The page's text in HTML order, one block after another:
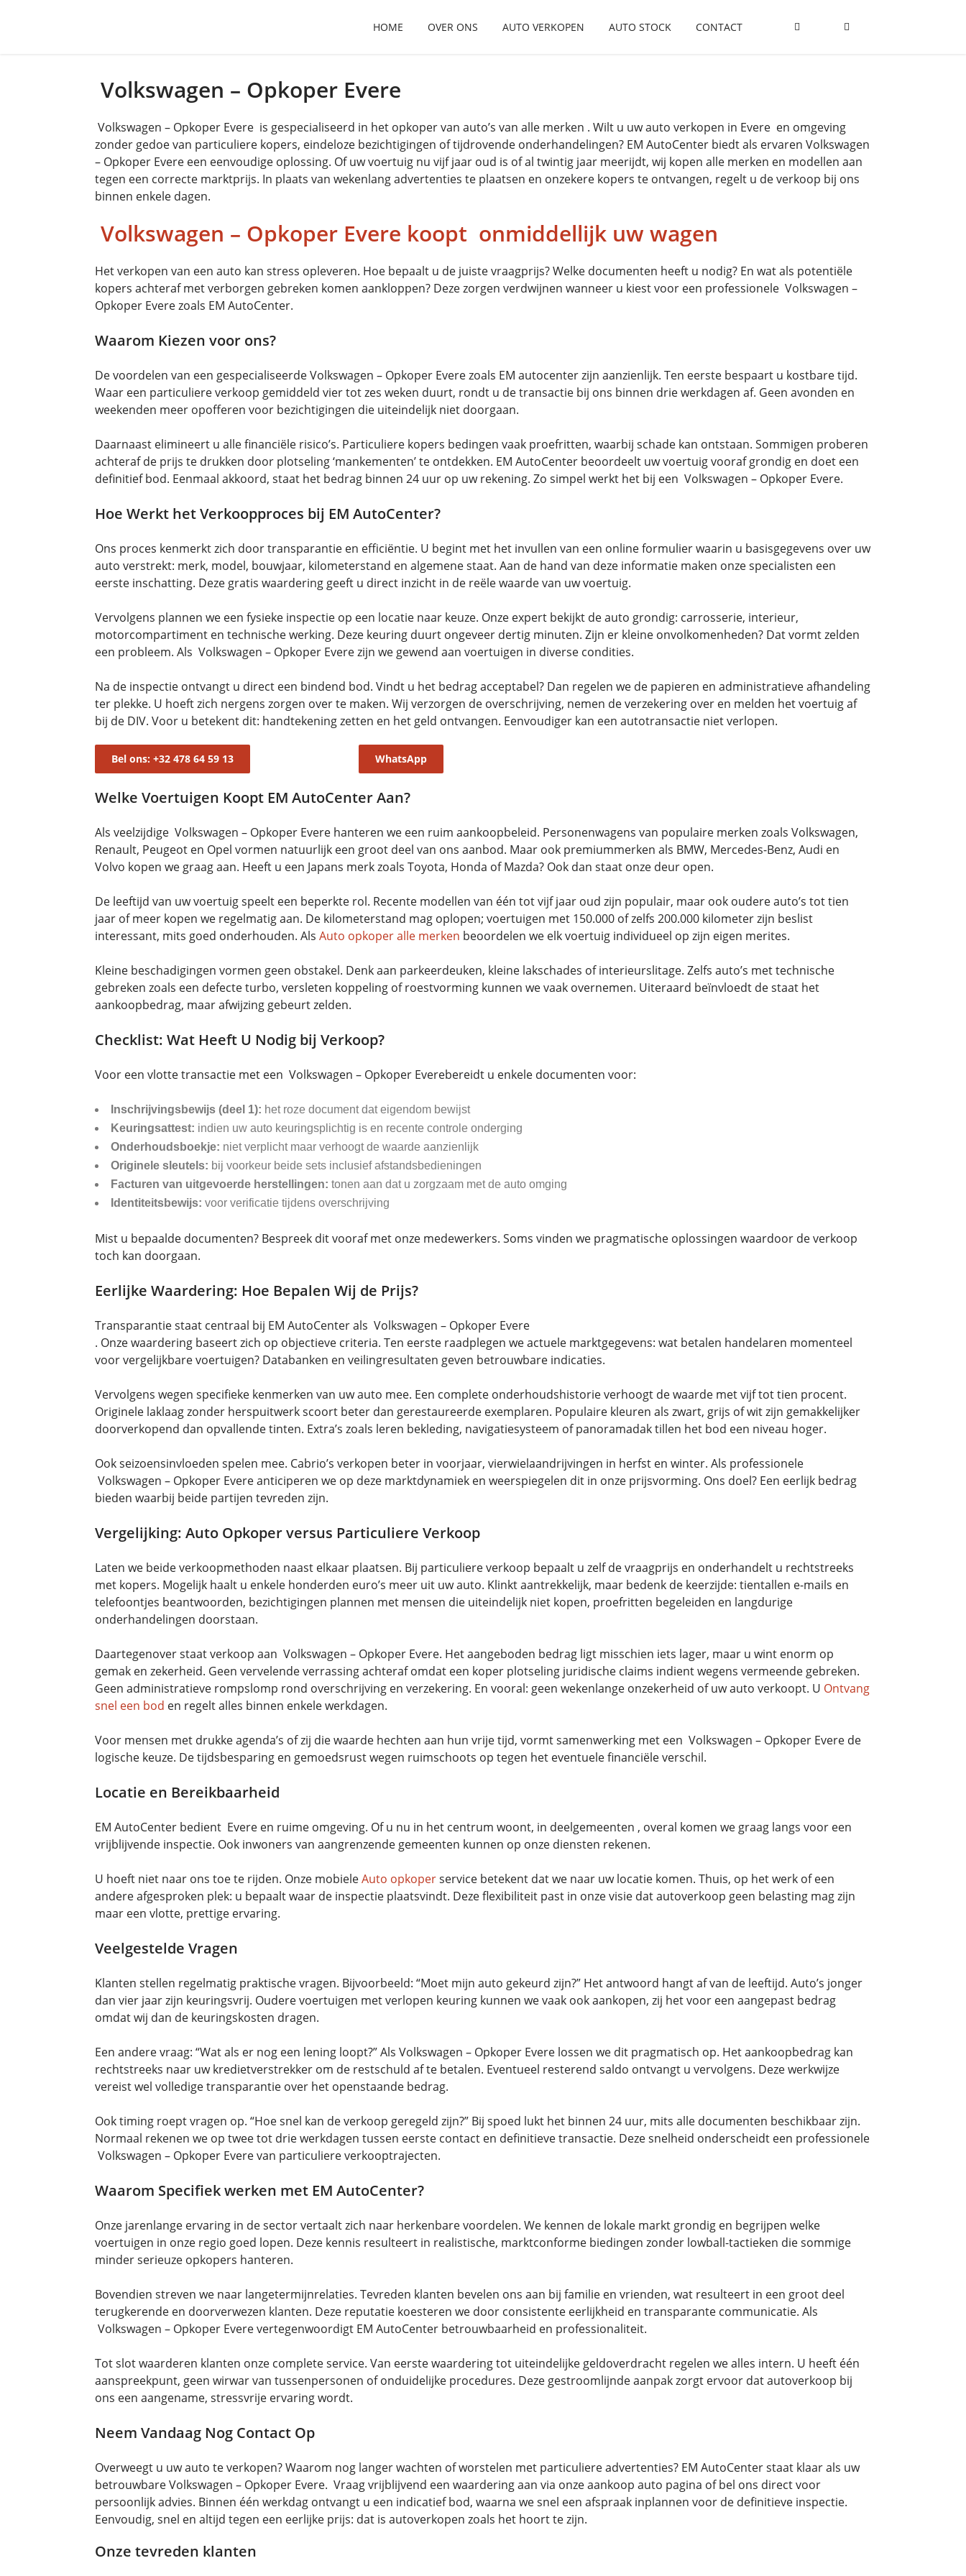
HOME OVER ONS AUTO VERKOPEN AUTO STOCK CONTACT
Volkswagen – Opkoper Evere
Volkswagen – Opkoper Evere is gespecialiseerd in het opkoper van auto’s van alle merken . Wilt u uw auto verkopen in Evere en omgeving
zonder gedoe van particuliere kopers, eindeloze bezichtigingen of tijdrovende onderhandelingen? EM AutoCenter biedt als ervaren Volkswagen
– Opkoper Evere een eenvoudige oplossing. Of uw voertuig nu vijf jaar oud is of al twintig jaar meerijdt, wij kopen alle merken en modellen aan
tegen een correcte marktprijs. In plaats van wekenlang advertenties te plaatsen en onzekere kopers te ontvangen, regelt u de verkoop bij ons
binnen enkele dagen.
Volkswagen – Opkoper Evere koopt onmiddellijk uw wagen
Het verkopen van een auto kan stress opleveren. Hoe bepaalt u de juiste vraagprijs? Welke documenten heeft u nodig? En wat als potentiële
kopers achteraf met verborgen gebreken komen aankloppen? Deze zorgen verdwijnen wanneer u kiest voor een professionele Volkswagen –
Opkoper Evere zoals EM AutoCenter.
Waarom Kiezen voor ons?
De voordelen van een gespecialiseerde Volkswagen – Opkoper Evere zoals EM autocenter zijn aanzienlijk. Ten eerste bespaart u kostbare tijd.
Waar een particuliere verkoop gemiddeld vier tot zes weken duurt, rondt u de transactie bij ons binnen drie werkdagen af. Geen avonden en
weekenden meer opofferen voor bezichtigingen die uiteindelijk niet doorgaan.
Daarnaast elimineert u alle financiële risico’s. Particuliere kopers bedingen vaak proefritten, waarbij schade kan ontstaan. Sommigen proberen
achteraf de prijs te drukken door plotseling ‘mankementen’ te ontdekken. EM AutoCenter beoordeelt uw voertuig vooraf grondig en doet een
definitief bod. Eenmaal akkoord, staat het bedrag binnen 24 uur op uw rekening. Zo simpel werkt het bij een Volkswagen – Opkoper Evere.
Hoe Werkt het Verkoopproces bij EM AutoCenter?
Ons proces kenmerkt zich door transparantie en efficiëntie. U begint met het invullen van een online formulier waarin u basisgegevens over uw
auto verstrekt: merk, model, bouwjaar, kilometerstand en algemene staat. Aan de hand van deze informatie maken onze specialisten een
eerste inschatting. Deze gratis waardering geeft u direct inzicht in de reële waarde van uw voertuig.
Vervolgens plannen we een fysieke inspectie op een locatie naar keuze. Onze expert bekijkt de auto grondig: carrosserie, interieur,
motorcompartiment en technische werking. Deze keuring duurt ongeveer dertig minuten. Zijn er kleine onvolkomenheden? Dat vormt zelden
een probleem. Als Volkswagen – Opkoper Evere zijn we gewend aan voertuigen in diverse condities.
Na de inspectie ontvangt u direct een bindend bod. Vindt u het bedrag acceptabel? Dan regelen we de papieren en administratieve afhandeling
ter plekke. U hoeft zich nergens zorgen over te maken. Wij verzorgen de overschrijving, nemen de verzekering over en melden het voertuig af
bij de DIV. Voor u betekent dit: handtekening zetten en het geld ontvangen. Eenvoudiger kan een autotransactie niet verlopen.
Bel ons: +32 478 64 59 13 WhatsApp
Welke Voertuigen Koopt EM AutoCenter Aan?
Als veelzijdige Volkswagen – Opkoper Evere hanteren we een ruim aankoopbeleid. Personenwagens van populaire merken zoals Volkswagen,
Renault, Peugeot en Opel vormen natuurlijk een groot deel van ons aanbod. Maar ook premiummerken als BMW, Mercedes-Benz, Audi en
Volvo kopen we graag aan. Heeft u een Japans merk zoals Toyota, Honda of Mazda? Ook dan staat onze deur open.
De leeftijd van uw voertuig speelt een beperkte rol. Recente modellen van één tot vijf jaar oud zijn populair, maar ook oudere auto’s tot tien
jaar of meer kopen we regelmatig aan. De kilometerstand mag oplopen; voertuigen met 150.000 of zelfs 200.000 kilometer zijn beslist
interessant, mits goed onderhouden. Als Auto opkoper alle merken beoordelen we elk voertuig individueel op zijn eigen merites.
Kleine beschadigingen vormen geen obstakel. Denk aan parkeerdeuken, kleine lakschades of interieurslitage. Zelfs auto’s met technische
gebreken zoals een defecte turbo, versleten koppeling of roestvorming kunnen we vaak overnemen. Uiteraard beïnvloedt de staat het
aankoopbedrag, maar afwijzing gebeurt zelden.
Checklist: Wat Heeft U Nodig bij Verkoop?
Voor een vlotte transactie met een Volkswagen – Opkoper Everebereidt u enkele documenten voor:
Inschrijvingsbewijs (deel 1): het roze document dat eigendom bewijst
Keuringsattest: indien uw auto keuringsplichtig is en recente controle onderging
Onderhoudsboekje: niet verplicht maar verhoogt de waarde aanzienlijk
Originele sleutels: bij voorkeur beide sets inclusief afstandsbedieningen
Facturen van uitgevoerde herstellingen: tonen aan dat u zorgzaam met de auto omging
Identiteitsbewijs: voor verificatie tijdens overschrijving
Mist u bepaalde documenten? Bespreek dit vooraf met onze medewerkers. Soms vinden we pragmatische oplossingen waardoor de verkoop
toch kan doorgaan.
Eerlijke Waardering: Hoe Bepalen Wij de Prijs?
Transparantie staat centraal bij EM AutoCenter als Volkswagen – Opkoper Evere
. Onze waardering baseert zich op objectieve criteria. Ten eerste raadplegen we actuele marktgegevens: wat betalen handelaren momenteel
voor vergelijkbare voertuigen? Databanken en veilingresultaten geven betrouwbare indicaties.
Vervolgens wegen specifieke kenmerken van uw auto mee. Een complete onderhoudshistorie verhoogt de waarde met vijf tot tien procent.
Originele laklaag zonder herspuitwerk scoort beter dan gerestaureerde exemplaren. Populaire kleuren als zwart, grijs of wit zijn gemakkelijker
doorverkopend dan opvallende tinten. Extra’s zoals leren bekleding, navigatiesysteem of panoramadak tillen het bod een niveau hoger.
Ook seizoensinvloeden spelen mee. Cabrio’s verkopen beter in voorjaar, vierwielaandrijvingen in herfst en winter. Als professionele
Volkswagen – Opkoper Evere anticiperen we op deze marktdynamiek en weerspiegelen dit in onze prijsvorming. Ons doel? Een eerlijk bedrag
bieden waarbij beide partijen tevreden zijn.
Vergelijking: Auto Opkoper versus Particuliere Verkoop
Laten we beide verkoopmethoden naast elkaar plaatsen. Bij particuliere verkoop bepaalt u zelf de vraagprijs en onderhandelt u rechtstreeks
met kopers. Mogelijk haalt u enkele honderden euro’s meer uit uw auto. Klinkt aantrekkelijk, maar bedenk de keerzijde: tientallen e-mails en
telefoontjes beantwoorden, bezichtigingen plannen met mensen die uiteindelijk niet kopen, proefritten begeleiden en langdurige
onderhandelingen doorstaan.
Daartegenover staat verkoop aan Volkswagen – Opkoper Evere. Het aangeboden bedrag ligt misschien iets lager, maar u wint enorm op
gemak en zekerheid. Geen vervelende verrassing achteraf omdat een koper plotseling juridische claims indient wegens vermeende gebreken.
Geen administratieve rompslomp rond overschrijving en verzekering. En vooral: geen wekenlange onzekerheid of uw auto verkoopt. U Ontvang
snel een bod en regelt alles binnen enkele werkdagen.
Voor mensen met drukke agenda’s of zij die waarde hechten aan hun vrije tijd, vormt samenwerking met een Volkswagen – Opkoper Evere de
logische keuze. De tijdsbesparing en gemoedsrust wegen ruimschoots op tegen het eventuele financiële verschil.
Locatie en Bereikbaarheid
EM AutoCenter bedient Evere en ruime omgeving. Of u nu in het centrum woont, in deelgemeenten , overal komen we graag langs voor een
vrijblijvende inspectie. Ook inwoners van aangrenzende gemeenten kunnen op onze diensten rekenen.
U hoeft niet naar ons toe te rijden. Onze mobieleAuto opkoperservice betekent dat we naar uw locatie komen. Thuis, op het werk of een
andere afgesproken plek: u bepaalt waar de inspectie plaatsvindt. Deze flexibiliteit past in onze visie dat autoverkoop geen belasting mag zijn
maar een vlotte, prettige ervaring.
Veelgestelde Vragen
Klanten stellen regelmatig praktische vragen. Bijvoorbeeld: “Moet mijn auto gekeurd zijn?” Het antwoord hangt af van de leeftijd. Auto’s jonger
dan vier jaar zijn keuringsvrij. Oudere voertuigen met verlopen keuring kunnen we vaak ook aankopen, zij het voor een aangepast bedrag
omdat wij dan de keuringskosten dragen.
Een andere vraag: “Wat als er nog een lening loopt?” Als Volkswagen – Opkoper Evere lossen we dit pragmatisch op. Het aankoopbedrag kan
rechtstreeks naar uw kredietverstrekker om de restschuld af te betalen. Eventueel resterend saldo ontvangt u vervolgens. Deze werkwijze
vereist wel volledige transparantie over het openstaande bedrag.
Ook timing roept vragen op. “Hoe snel kan de verkoop geregeld zijn?” Bij spoed lukt het binnen 24 uur, mits alle documenten beschikbaar zijn.
Normaal rekenen we op twee tot drie werkdagen tussen eerste contact en definitieve transactie. Deze snelheid onderscheidt een professionele
Volkswagen – Opkoper Evere van particuliere verkooptrajecten.
Waarom Specifiek werken met EM AutoCenter?
Onze jarenlange ervaring in de sector vertaalt zich naar herkenbare voordelen. We kennen de lokale markt grondig en begrijpen welke
voertuigen in onze regio goed lopen. Deze kennis resulteert in realistische, marktconforme biedingen zonder lowball-tactieken die sommige
minder serieuze opkopers hanteren.
Bovendien streven we naar langetermijnrelaties. Tevreden klanten bevelen ons aan bij familie en vrienden, wat resulteert in een groot deel
terugkerende en doorverwezen klanten. Deze reputatie koesteren we door consistente eerlijkheid en transparante communicatie. Als
Volkswagen – Opkoper Evere vertegenwoordigt EM AutoCenter betrouwbaarheid en professionaliteit.
Tot slot waarderen klanten onze complete service. Van eerste waardering tot uiteindelijke geldoverdracht regelen we alles intern. U heeft één
aanspreekpunt, geen wirwar van tussenpersonen of onduidelijke procedures. Deze gestroomlijnde aanpak zorgt ervoor dat autoverkoop bij
ons een aangename, stressvrije ervaring wordt.
Neem Vandaag Nog Contact Op
Overweegt u uw auto te verkopen? Waarom nog langer wachten of worstelen met particuliere advertenties? EM AutoCenter staat klaar als uw
betrouwbare Volkswagen – Opkoper Evere. Vraag vrijblijvend een waardering aan via onze aankoop auto pagina of bel ons direct voor
persoonlijk advies. Binnen één werkdag ontvangt u een indicatief bod, waarna we snel een afspraak inplannen voor de definitieve inspectie.
Eenvoudig, snel en altijd tegen een eerlijke prijs: dat is autoverkopen zoals het hoort te zijn.
Onze tevreden klanten